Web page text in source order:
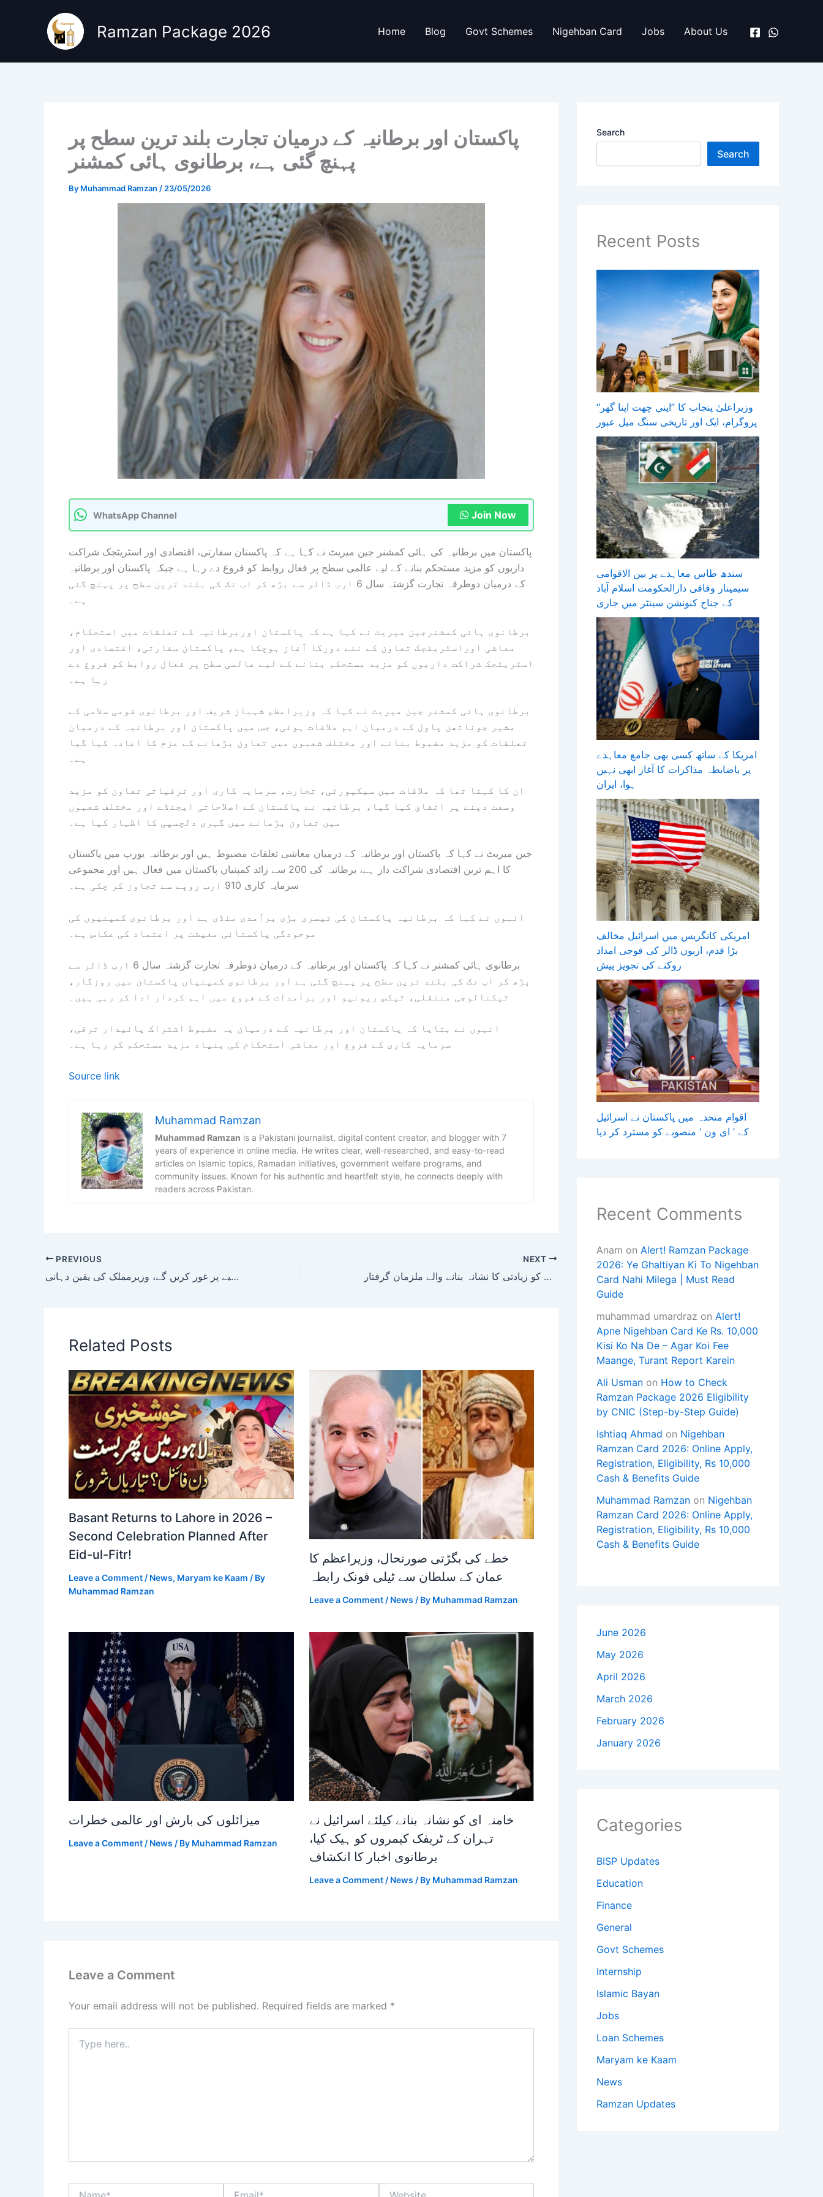
Ramzan Package 2026 Home Blog Govt Schemes Nigehban Card Jobs About Us
پاکستان اور برطانیہ کے درمیان تجارت بلند ترین سطح پر
پہنچ گئی ہے، برطانوی ہائی کمشنر
By Muhammad Ramzan / 23/05/2026
WhatsApp Channel Join Now
پاکستان میں برطانیہ کی ہائی کمشنر جین میریٹ نے کہا ہے کہ پاکستان سفارتی، اقتصادی اور اسٹریٹجک شراکت
داریوں کو مزید مستحکم بنانے کے لیے عالمی سطح پر فعال روابط کو فروغ دے رہا ہے جبکہ پاکستان اور برطانیہ
کے درمیان دوطرفہ تجارت گزشتہ سال 6 ارب ڈالر سے بڑھ کر اب تک کی بلند ترین سطح پر پہنچ گئی
ہے۔
برطانوی ہائی کمشنرجین میریٹ نے کہا ہے کہ پاکستان اوربرطانیہ کے تعلقات میں استحکام،
معاشی اوراسٹریٹجک تعاون کے نئے دورکا آغاز ہوچکا ہے، پاکستان سفارتی، اقتصادی اور
اسٹریٹجک شراکت داریوں کو مزید مستحکم بنانے کے لیے عالمی سطح پر فعال روابط کو فروغ دے
رہا ہے۔
برطانوی ہائی کمشنر جین میریٹ نے کہا کہ وزیراعظم شہباز شریف اور برطانوی قومی سلامی کے
مشیر جوناتھن پاول کے درمیان اہم ملاقات ہوئی، جس میں پاکستان اور برطانیہ کے درمیان
تعلقات کو مزید مضبوط بنانے اور مختلف شعبوں میں تعاون بڑھانے کے عزم کا اعادہ کیا گیا
ہے۔
ان کا کہنا تھا کہ ملاقات میں سیکیورٹی، تجارت، سرمایہ کاری اور ترقیاتی تعاون کو مزید
وسعت دینے پر اتفاق کیا گیا، برطانیہ نے پاکستان کے اصلاحاتی ایجنڈے اور مختلف شعبوں
میں تعاون بڑھانے میں گہری دلچسپی کا اظہار کیا ہے۔
جین میریٹ نے کہا کہ پاکستان اور برطانیہ کے درمیان معاشی تعلقات مضبوط ہیں اور برطانیہ یورپ میں پاکستان
کا اہم ترین اقتصادی شراکت دار ہے، برطانیہ کی 200 سے زائد کمپنیاں پاکستان میں فعال ہیں اور مجموعی
سرمایہ کاری 910 ارب روپے سے تجاوز کر چکی ہے۔
انہوں نے کہا کہ برطانیہ پاکستان کی تیسری بڑی برآمدی منڈی ہے اور برطانوی کمپنیوں کی
موجودگی پاکستانی معیشت پر اعتماد کی عکاس ہے۔
برطانوی ہائی کمشنر نے کہا کہ پاکستان اور برطانیہ کے درمیان دوطرفہ تجارت گزشتہ سال 6 ارب ڈالر سے
بڑھ کر اب تک کی بلند ترین سطح پر پہنچ گئی ہے اور برطانوی کمپنیاں پاکستان میں روزگار،
ٹیکنالوجی منتقلی، ٹیکس ریونیو اور برآمدات کے فروغ میں اہم کردار ادا کر رہی ہیں۔
انہوں نے بتایا کہ پاکستان اور برطانیہ کے درمیان یہ مضبوط اشتراک پائیدار ترقی،
سرمایہ کاری کے فروغ اور معاشی استحکام کی بنیاد مزید مستحکم کر رہا ہے۔
Source link
Muhammad Ramzan
Muhammad Ramzan is a Pakistani journalist, digital content creator, and blogger with 7
years of experience in online media. He writes clear, well-researched, and easy-to-read
articles on Islamic topics, Ramadan initiatives, government welfare programs, and
community issues. Known for his authentic and heartfelt style, he connects deeply with
readers across Pakistan.
PREVIOUS
وزیراعظم آسان ٹیکس اسکیم پر تاجروں کے مطالبے پر غور کریں گے، وزیرمملک کی یقین دہانی
NEXT
کراچی؛ نوکری کا جھانسہ دے کر خواتین کو زیادتی کا نشانہ بنانے والے ملزمان گرفتار
Related Posts
Basant Returns to Lahore in 2026 –
Second Celebration Planned After
Eid-ul-Fitr!
Leave a Comment / News, Maryam ke Kaam / By
Muhammad Ramzan
خطے کی بگڑتی صورتحال، وزیراعظم کا
عمان کے سلطان سے ٹیلی فونک رابطہ
Leave a Comment / News / By Muhammad Ramzan
میزائلوں کی بارش اور عالمی خطرات
Leave a Comment / News / By Muhammad Ramzan
خامنہ ای کو نشانہ بنانے کیلئے اسرائیل نے
تہران کے ٹریفک کیمروں کو ہیک کیا،
برطانوی اخبار کا انکشاف
Leave a Comment / News / By Muhammad Ramzan
Leave a Comment
Your email address will not be published. Required fields are marked *
here..
Search
Search
Recent Posts
وزیراعلیٰ پنجاب کا ’’اپنی چھت اپنا گھر‘‘
پروگرام، ایک اور تاریخی سنگ میل عبور
سندھ طاس معاہدے پر بین الاقوامی
سیمینار وفاقی دارالحکومت اسلام آباد
کے جناح کنونشن سینٹر میں جاری
امریکا کے ساتھ کسی بھی جامع معاہدے
پر باضابطہ مذاکرات کا آغاز ابھی نہیں
ہوا، ایران
امریکی کانگریس میں اسرائیل مخالف
بڑا قدم، اربوں ڈالر کی فوجی امداد
روکنے کی تجویز پیش
اقوام متحدہ میں پاکستان نے اسرائیل
کے ’ ای ون ‘ منصوبے کو مسترد کر دیا
Recent Comments
Anam on Alert! Ramzan Package
2026: Ye Ghaltiyan Ki To Nigehban
Card Nahi Milega | Must Read
Guide
muhammad umardraz on Alert!
Apne Nigehban Card Ke Rs. 10,000
Kisi Ko Na De – Agar Koi Fee
Maange, Turant Report Karein
Ali Usman on How to Check
Ramzan Package 2026 Eligibility
by CNIC (Step-by-Step Guide)
Ishtiaq Ahmad on Nigehban
Ramzan Card 2026: Online Apply,
Registration, Eligibility, Rs 10,000
Cash & Benefits Guide
Muhammad Ramzan on Nigehban
Ramzan Card 2026: Online Apply,
Registration, Eligibility, Rs 10,000
Cash & Benefits Guide
June 2026
May 2026
April 2026
March 2026
February 2026
January 2026
Categories
BISP Updates
Education
Finance
General
Govt Schemes
Internship
Islamic Bayan
Jobs
Loan Schemes
Maryam ke Kaam
News
Ramzan Updates